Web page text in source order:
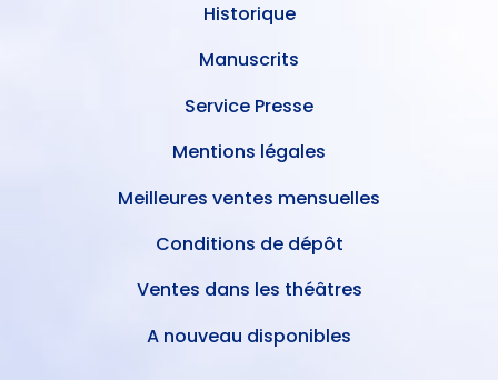
Historique
Manuscrits
Service Presse
Mentions légales
Meilleures ventes mensuelles
Conditions de dépôt
Ventes dans les théâtres
A nouveau disponibles